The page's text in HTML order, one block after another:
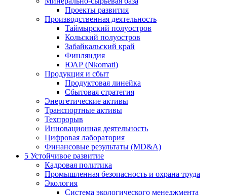
Проекты развития
Производственная деятельность
Таймырский полуостров
Кольский полуостров
Забайкальский край
Финляндия
ЮАР (Nkomati)
Продукция и сбыт
Продуктовая линейка
Сбытовая стратегия
Энергетические активы
Транспортные активы
Техпрорыв
Инновационная деятельность
Цифровая лаборатория
Финансовые результаты (MD&A)
5 Устойчивое развитие
Кадровая политика
Промышленная безопасность и охрана труда
Экология
Система экологического менеджмента